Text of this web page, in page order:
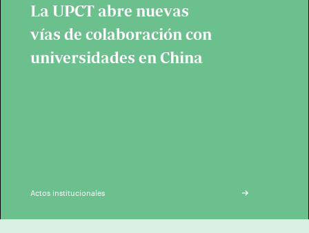
La UPCT abre nuevas
vías de colaboración con
universidades en China
Actos institucionales